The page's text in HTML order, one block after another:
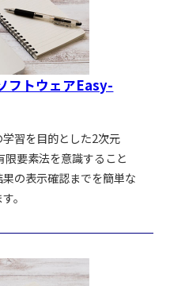
フトウェアEasy-
習を目的とした2次元
限要素法を意識すること
の表示確認までを簡単な
。